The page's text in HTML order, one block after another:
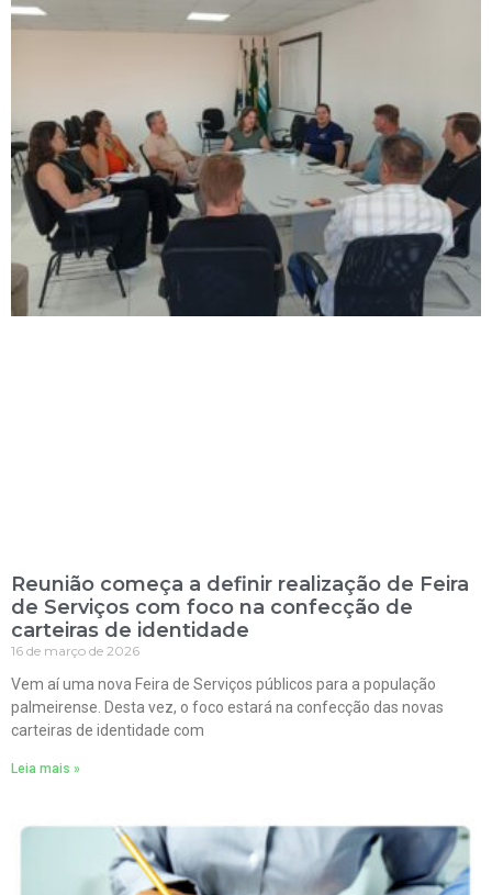
Reunião começa a definir realização de Feira
de Serviços com foco na confecção de
carteiras de identidade
16 de março de 2026
Vem aí uma nova Feira de Serviços públicos para a população
palmeirense. Desta vez, o foco estará na confecção das novas
carteiras de identidade com
Leia mais »